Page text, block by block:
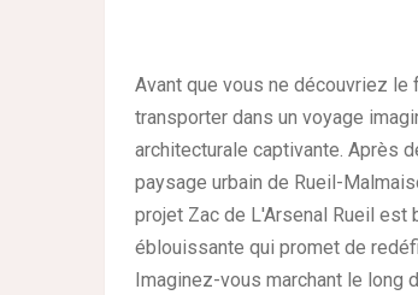
Avant que vous ne découvriez le
transporter dans un voyage
architecturale captivante. Après
paysage urbain de Rueil-
projet Zac de L'Arsenal Rueil est
éblouissante qui promet de
Imaginez-vous marchant le long